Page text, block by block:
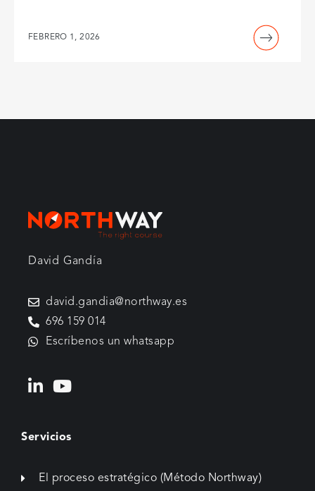
FEBRERO 1, 2026
David Gandía
david.gandia@northway.es
696 159 014
Escríbenos un whatsapp
Servicios
El proceso estratégico (Método Northway)